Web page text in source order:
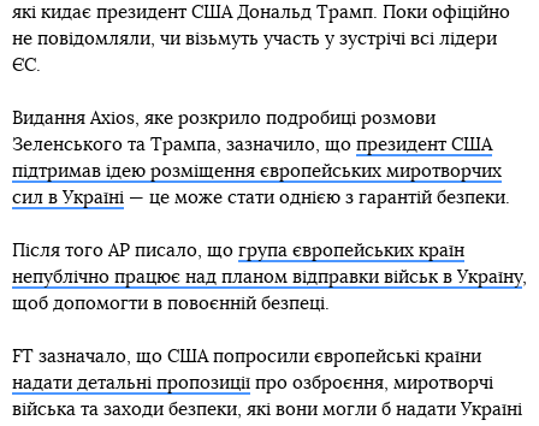
які кидає президент США Дональд Трамп. Поки офіційно
не повідомляли, чи візьмуть участь у зустрічі всі лідери
ЄС.
Видання Axios, яке розкрило подробиці розмови
Зеленського та Трампа, зазначило, що президент США
підтримав ідею розміщення європейських миротворчих
сил в Україні — це може стати однією з гарантій безпеки.
Після того AP писало, що група європейських країн
непублічно працює над планом відправки військ в Україну,
щоб допомогти в повоєнній безпеці.
FT зазначало, що США попросили європейські країни
надати детальні пропозиції про озброєння, миротворчі
війська та заходи безпеки, які вони могли б надати Україні